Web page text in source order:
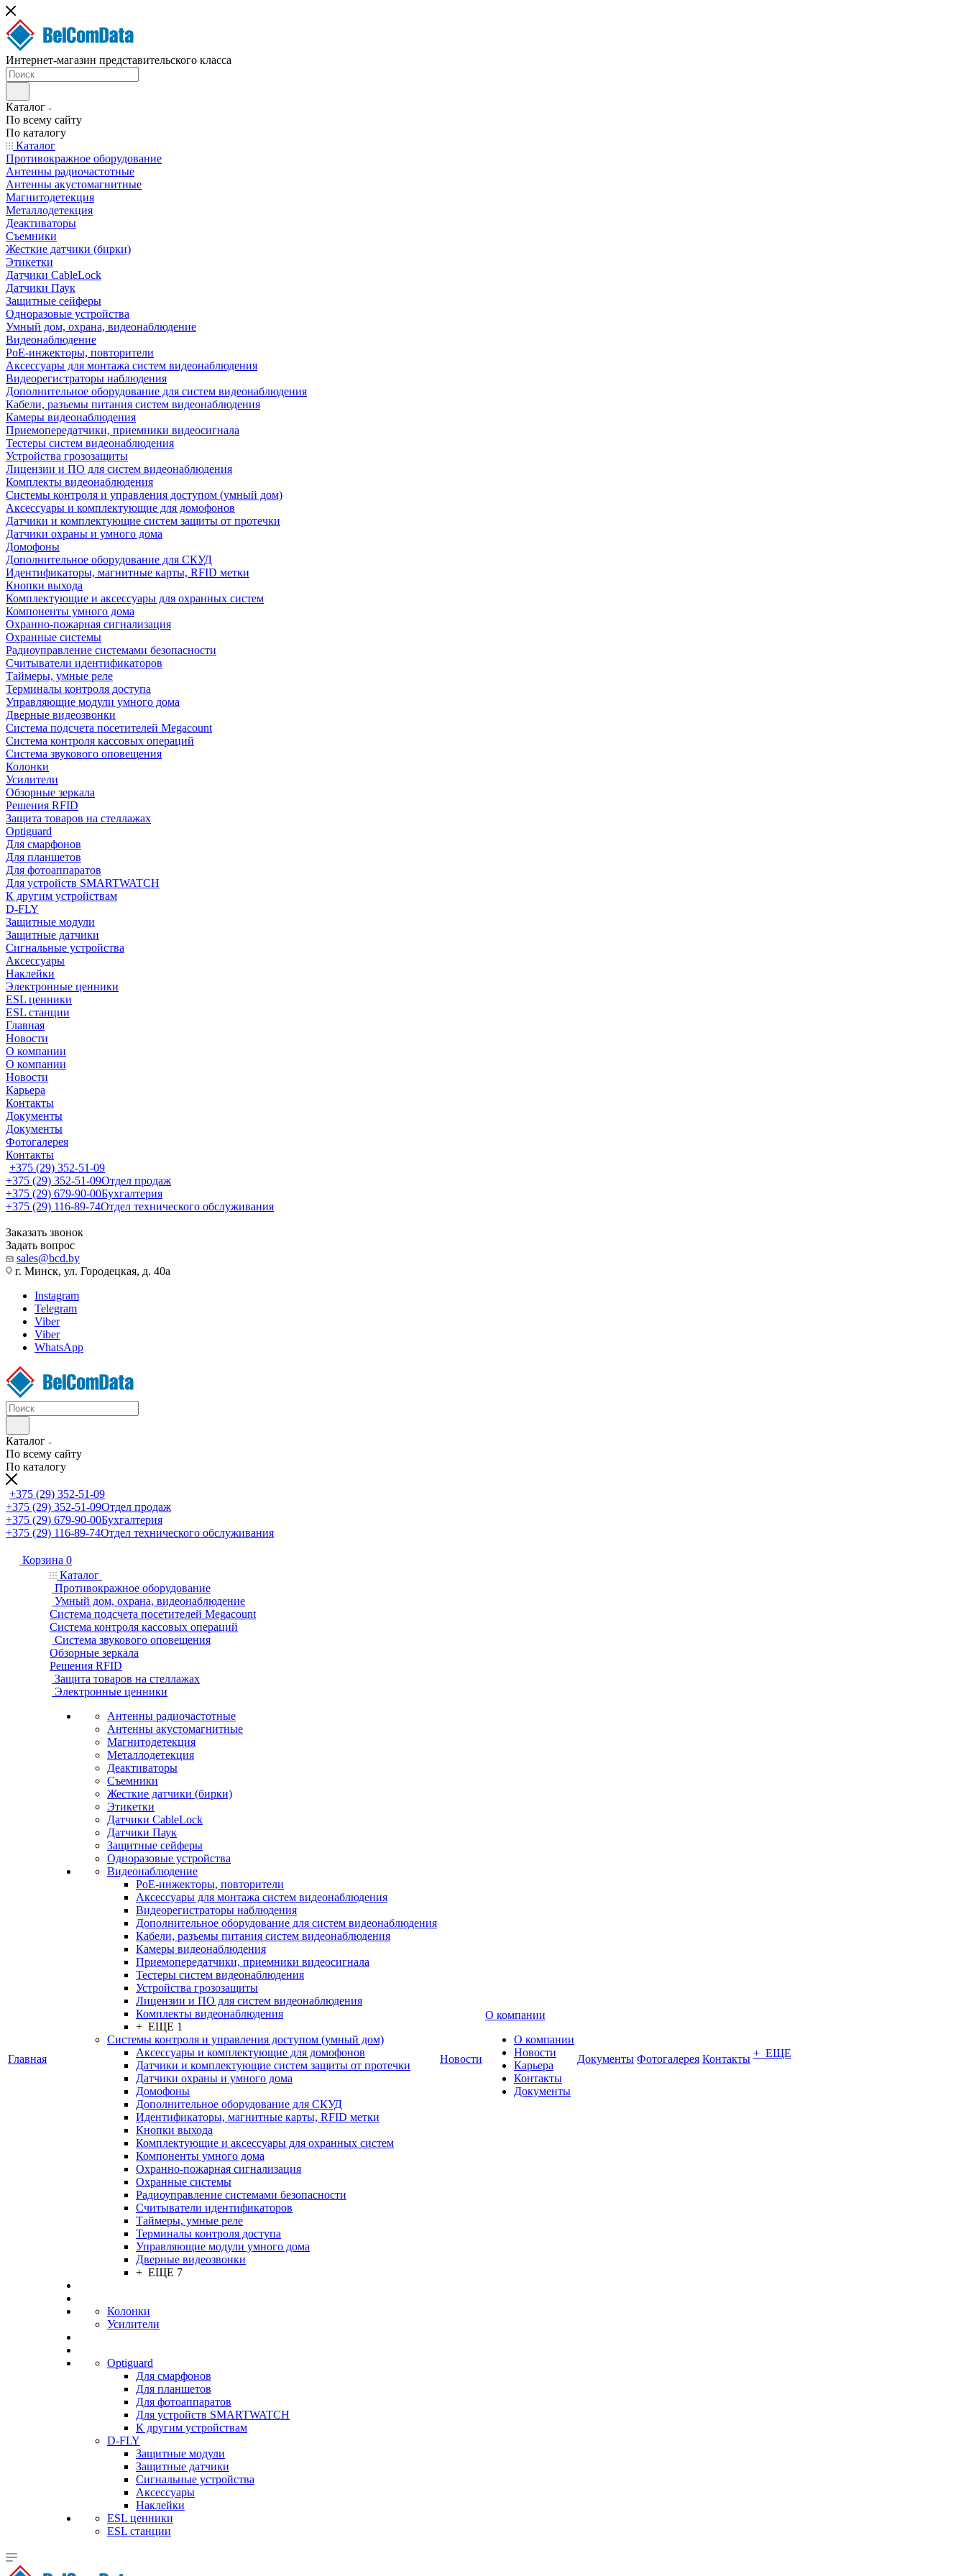
Интернет-магазин представительского класса
Каталог
По всему сайту
По каталогу
Каталог
Противокражное оборудование
Антенны радиочастотные
Антенны акустомагнитные
Магнитодетекция
Металлодетекция
Деактиваторы
Съемники
Жесткие датчики (бирки)
Этикетки
Датчики CableLock
Датчики Паук
Защитные сейферы
Одноразовые устройства
Умный дом, охрана, видеонаблюдение
Видеонаблюдение
PoE-инжекторы, повторители
Аксессуары для монтажа систем видеонаблюдения
Видеорегистраторы наблюдения
Дополнительное оборудование для систем видеонаблюдения
Кабели, разъемы питания систем видеонаблюдения
Камеры видеонаблюдения
Приемопередатчики, приемники видеосигнала
Тестеры систем видеонаблюдения
Устройства грозозащиты
Лицензии и ПО для систем видеонаблюдения
Комплекты видеонаблюдения
Системы контроля и управления доступом (умный дом)
Аксессуары и комплектующие для домофонов
Датчики и комплектующие систем защиты от протечки
Датчики охраны и умного дома
Домофоны
Дополнительное оборудование для СКУД
Идентификаторы, магнитные карты, RFID метки
Кнопки выхода
Комплектующие и аксессуары для охранных систем
Компоненты умного дома
Охранно-пожарная сигнализация
Охранные системы
Радиоуправление системами безопасности
Считыватели идентификаторов
Таймеры, умные реле
Терминалы контроля доступа
Управляющие модули умного дома
Дверные видеозвонки
Система подсчета посетителей Megacount
Система контроля кассовых операций
Система звукового оповещения
Колонки
Усилители
Обзорные зеркала
Решения RFID
Защита товаров на стеллажах
Optiguard
Для смарфонов
Для планшетов
Для фотоаппаратов
Для устройств SMARTWATCH
К другим устройствам
D-FLY
Защитные модули
Защитные датчики
Сигнальные устройства
Аксессуары
Наклейки
Электронные ценники
ESL ценники
ESL станции
Главная
Новости
О компании
О компании
Новости
Карьера
Контакты
Документы
Документы
Фотогалерея
Контакты
+375 (29) 352-51-09
+375 (29) 352-51-09Отдел продаж
+375 (29) 679-90-00Бухгалтерия
+375 (29) 116-89-74Отдел технического обслуживания
Заказать звонок
Задать вопрос
sales@bcd.by
г. Минск, ул. Городецкая, д. 40а
Instagram
Telegram
Viber
Viber
WhatsApp
Каталог
По всему сайту
По каталогу
+375 (29) 352-51-09
+375 (29) 352-51-09Отдел продаж
+375 (29) 679-90-00Бухгалтерия
+375 (29) 116-89-74Отдел технического обслуживания
Корзина 0
Главная
Каталог
Противокражное оборудование
Умный дом, охрана, видеонаблюдение
Система подсчета посетителей Megacount
Система контроля кассовых операций
Система звукового оповещения
Обзорные зеркала
Решения RFID
Защита товаров на стеллажах
Электронные ценники
Антенны радиочастотные
Антенны акустомагнитные
Магнитодетекция
Металлодетекция
Деактиваторы
Съемники
Жесткие датчики (бирки)
Этикетки
Датчики CableLock
Датчики Паук
Защитные сейферы
Одноразовые устройства
Видеонаблюдение
PoE-инжекторы, повторители
Аксессуары для монтажа систем видеонаблюдения
Видеорегистраторы наблюдения
Дополнительное оборудование для систем видеонаблюдения
Кабели, разъемы питания систем видеонаблюдения
Камеры видеонаблюдения
Приемопередатчики, приемники видеосигнала
Тестеры систем видеонаблюдения
Устройства грозозащиты
Лицензии и ПО для систем видеонаблюдения
Комплекты видеонаблюдения
+ ЕЩЕ 1
Системы контроля и управления доступом (умный дом)
Аксессуары и комплектующие для домофонов
Датчики и комплектующие систем защиты от протечки
Датчики охраны и умного дома
Домофоны
Дополнительное оборудование для СКУД
Идентификаторы, магнитные карты, RFID метки
Кнопки выхода
Комплектующие и аксессуары для охранных систем
Компоненты умного дома
Охранно-пожарная сигнализация
Охранные системы
Радиоуправление системами безопасности
Считыватели идентификаторов
Таймеры, умные реле
Терминалы контроля доступа
Управляющие модули умного дома
Дверные видеозвонки
+ ЕЩЕ 7
Колонки
Усилители
Optiguard
Для смарфонов
Для планшетов
Для фотоаппаратов
Для устройств SMARTWATCH
К другим устройствам
D-FLY
Защитные модули
Защитные датчики
Сигнальные устройства
Аксессуары
Наклейки
ESL ценники
ESL станции
Новости
О компании
О компании
Новости
Карьера
Контакты
Документы
Документы Фотогалерея Контакты + ЕЩЕ